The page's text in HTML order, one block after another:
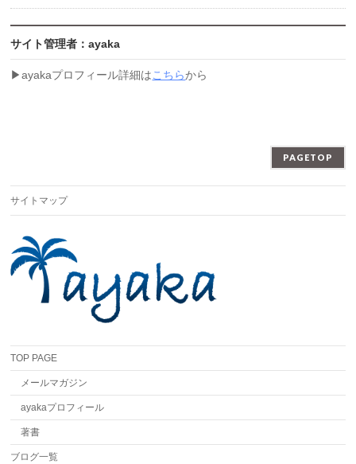
サイト管理者：ayaka
▶︎ayakaプロフィール詳細はこちらから
PAGETOP
サイトマップ
TOP PAGE
メールマガジン
ayakaプロフィール
著書
ブログ一覧